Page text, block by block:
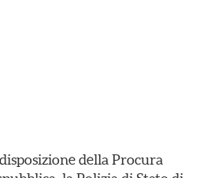
della Procura